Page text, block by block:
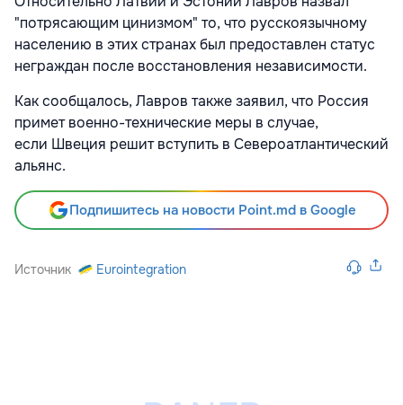
"потрясающим цинизмом" то, что русскоязычному
населению в этих странах был предоставлен статус
неграждан после восстановления независимости.
Как сообщалось, Лавров также заявил, что Россия
примет военно-технические меры в случае,
если Швеция решит вступить в Североатлантический
альянс.
Подпишитесь на новости Point.md в Google
Источник Eurointegration